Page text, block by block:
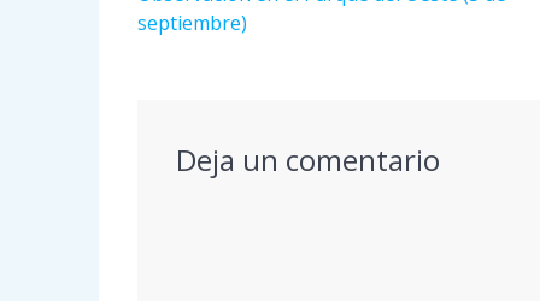
anterior:
septiembre)
Deja un comentario